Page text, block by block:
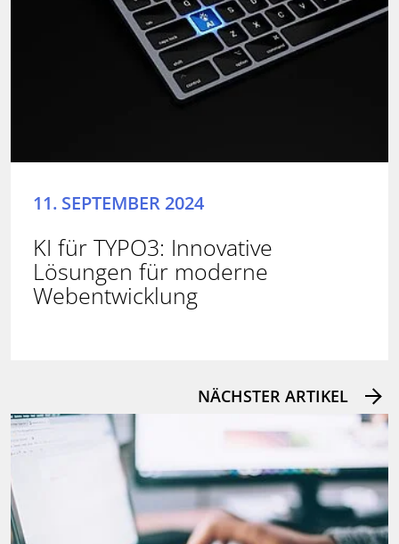
11. SEPTEMBER 2024
KI für TYPO3: Innovative
Lösungen für moderne
Webentwicklung
NÄCHSTER ARTIKEL